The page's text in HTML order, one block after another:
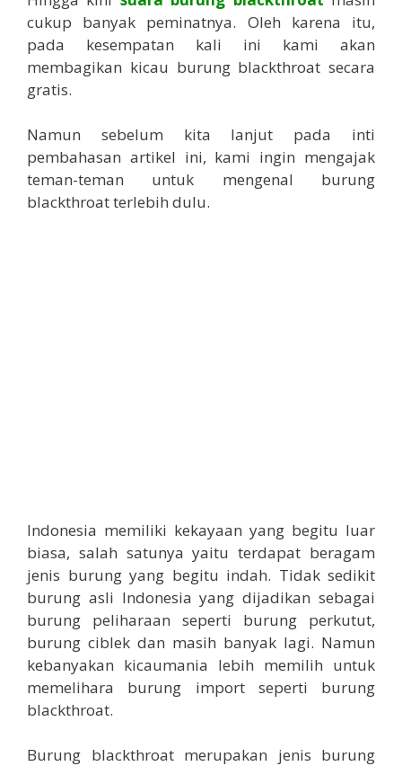
cukup banyak peminatnya. Oleh karena itu,
pada kesempatan kali ini kami akan
membagikan kicau burung blackthroat secara
gratis.
Namun sebelum kita lanjut pada inti
pembahasan artikel ini, kami ingin mengajak
teman-teman untuk mengenal burung
blackthroat terlebih dulu.
Indonesia memiliki kekayaan yang begitu luar
biasa, salah satunya yaitu terdapat beragam
jenis burung yang begitu indah. Tidak sedikit
burung asli Indonesia yang dijadikan sebagai
burung peliharaan seperti burung perkutut,
burung ciblek dan masih banyak lagi. Namun
kebanyakan kicaumania lebih memilih untuk
memelihara burung import seperti burung
blackthroat.
Burung blackthroat merupakan jenis burung